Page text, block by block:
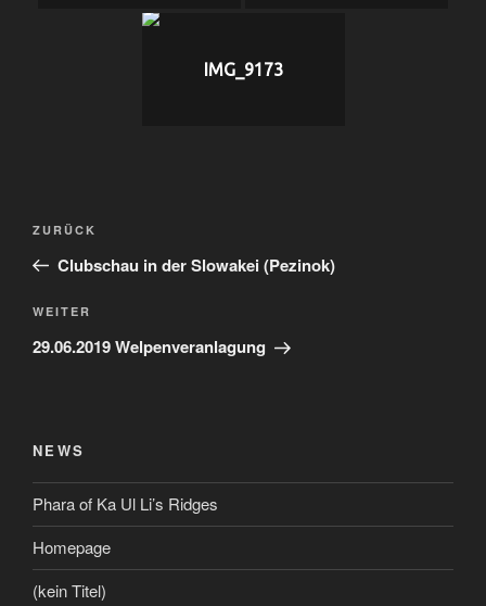
IMG_9173
Beitragsnavigation
Vorheriger
Beitrag
ZURÜCK
Clubschau in der Slowakei (Pezinok)
Nächster
Beitrag
WEITER
29.06.2019 Welpenveranlagung
NEWS
Phara of Ka Ul Li’s Ridges
Homepage
(kein Titel)